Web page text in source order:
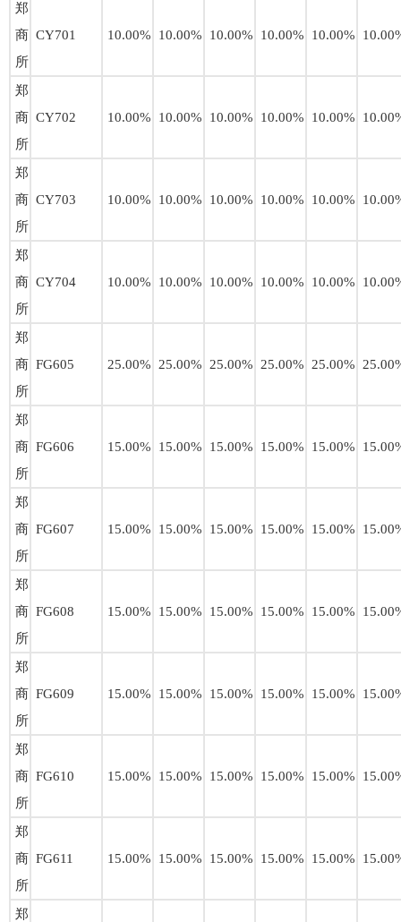
郑
商
所
CY701 10.00% 10.00% 10.00% 10.00% 10.00%
郑
商
所
CY702 10.00% 10.00% 10.00% 10.00% 10.00%
郑
商
所
CY703 10.00% 10.00% 10.00% 10.00% 10.00%
郑
商
所
CY704 10.00% 10.00% 10.00% 10.00% 10.00%
郑
商
所
FG605 25.00% 25.00% 25.00% 25.00% 25.00%
郑
商
所
FG606 15.00% 15.00% 15.00% 15.00% 15.00%
郑
商
所
FG607 15.00% 15.00% 15.00% 15.00% 15.00%
郑
商
所
FG608 15.00% 15.00% 15.00% 15.00% 15.00%
郑
商
所
FG609 15.00% 15.00% 15.00% 15.00% 15.00%
郑
商
所
FG610 15.00% 15.00% 15.00% 15.00% 15.00%
郑
商
所
FG611 15.00% 15.00% 15.00% 15.00% 15.00%
郑